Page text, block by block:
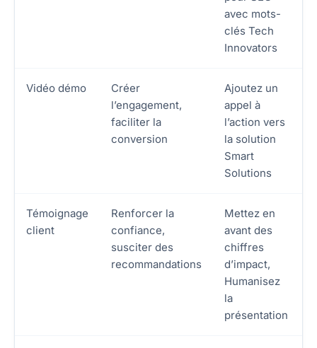
avec mots-
clés Tech
Innovators
Vidéo démo
Créer
l’engagement,
faciliter la
conversion
Ajoutez un
appel à
l’action vers
la solution
Smart
Solutions
Témoignage
client
Renforcer la
confiance,
susciter des
recommandations
Mettez en
avant des
chiffres
d’impact,
Humanisez
la
présentation